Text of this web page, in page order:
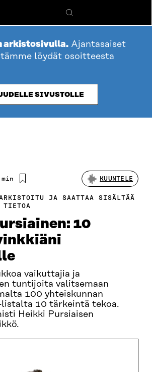
Hae
arkistosivulla. Ajantasaiset
löydät osoitteesta
SIVUSTOLLE
KUUNTELE
JA SAATTAA SISÄLTÄÄ
TIETOA
10
vaikuttajia ja
tuntijoita valitsemaan
100 yhteiskunnan
10 tärkeintä tekoa.
Heikki Pursiaisen